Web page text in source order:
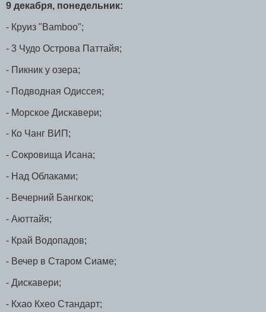
9 декабря, понедельник:
- Круиз "Bamboo";
- 3 Чудо Острова Паттайя;
- Пикник у озера;
- Подводная Одиссея;
- Морское Дискавери;
- Ко Чанг ВИП;
- Сокровища Исана;
- Над Облаками;
- Вечерний Бангкок;
- Аюттайя;
- Край Водопадов;
- Вечер в Старом Сиаме;
- Дискавери;
- Кхао Кхео Стандарт;